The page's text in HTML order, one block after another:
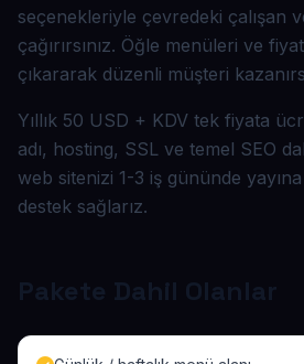
seçenekleriyle çevredeki çalışan
çağırırsınız. Öğle menüleri ve
çıkararak düzenli müşteri
Yıllık 50 USD + KDV tek fiyata
adı, hosting, SSL ve temel SEO
web sitenizi 1-3 iş gününde
destek sağlarız.
Pakete Dahil Olanlar